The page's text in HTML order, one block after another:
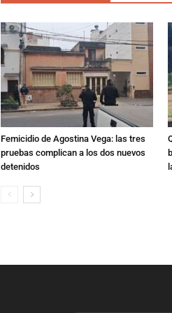
Femicidio de Agostina Vega: las tres
pruebas complican a los dos nuevos
detenidos